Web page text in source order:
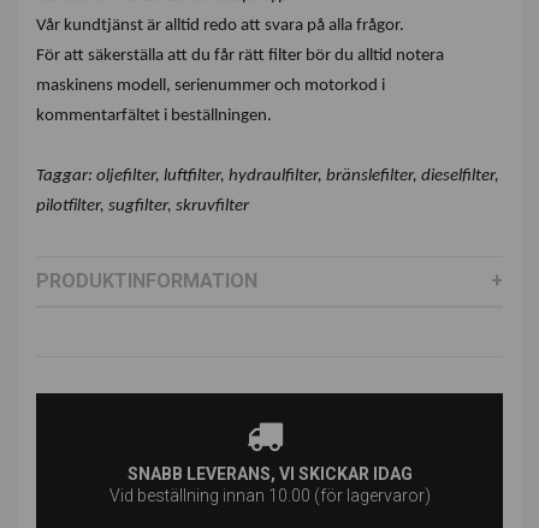
Vår kundtjänst är alltid redo att svara på alla frågor.
För att säkerställa att du får rätt filter bör du alltid notera
maskinens modell, serienummer och motorkod i
kommentarfältet i beställningen.
Taggar: oljefilter, luftfilter, hydraulfilter, bränslefilter, dieselfilter,
pilotfilter, sugfilter, skruvfilter
PRODUKTINFORMATION
SNABB LEVERANS, VI SKICKAR IDAG
Vid beställning innan 10.00 (för lagervaror)